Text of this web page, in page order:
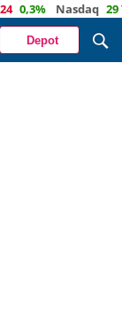
Nasdaq 29 703
Depot